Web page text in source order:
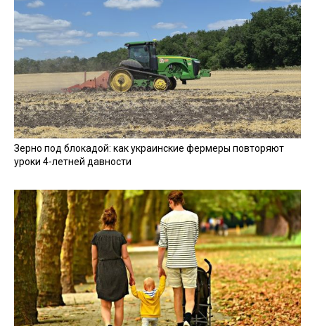
Зерно под блокадой: как украинские фермеры повторяют
уроки 4-летней давности